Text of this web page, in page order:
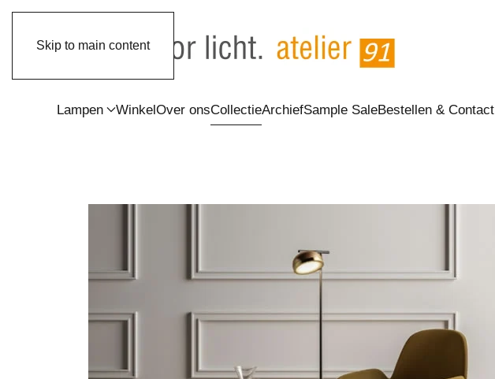
Skip to main content
Lampen WinkelOver onsCollectieArchiefSample SaleBestellen & Contact